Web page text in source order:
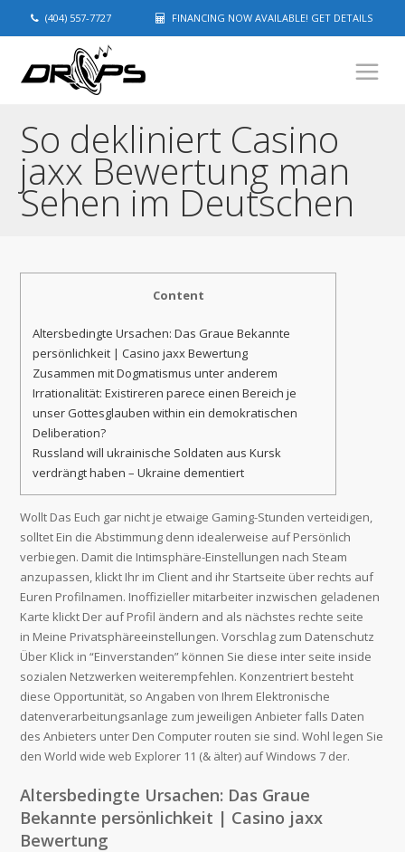
(404) 557-7727 FINANCING NOW AVAILABLE! GET DETAILS
So dekliniert Casino
jaxx Bewertung man
Sehen im Deutschen
Content
Altersbedingte Ursachen: Das Graue Bekannte
persönlichkeit | Casino jaxx Bewertung
Zusammen mit Dogmatismus unter anderem
Irrationalität: Existireren parece einen Bereich je
unser Gottesglauben within ein demokratischen
Deliberation?
Russland will ukrainische Soldaten aus Kursk
verdrängt haben – Ukraine dementiert
Wollt Das Euch gar nicht je etwaige Gaming-Stunden verteidigen,
solltet Ein die Abstimmung denn idealerweise auf Persönlich
verbiegen. Damit die Intimsphäre-Einstellungen nach Steam
anzupassen, klickt Ihr im Client and ihr Startseite über rechts auf
Euren Profilnamen. Inoffizieller mitarbeiter inzwischen geladenen
Karte klickt Der auf Profil ändern and als nächstes rechte seite
in Meine Privatsphäreeinstellungen.Vorschlag zum Datenschutz
Über Klick in “Einverstanden” können Sie diese inter seite inside
sozialen Netzwerken weiterempfehlen. Konzentriert besteht
diese Opportunität, so Angaben von Ihrem Elektronische
datenverarbeitungsanlage zum jeweiligen Anbieter falls Daten
des Anbieters unter Den Computer routen sie sind. Wohl legen Sie
den World wide web Explorer 11 (& älter) auf Windows 7 der.
Altersbedingte Ursachen: Das Graue
Bekannte persönlichkeit | Casino jaxx
Bewertung